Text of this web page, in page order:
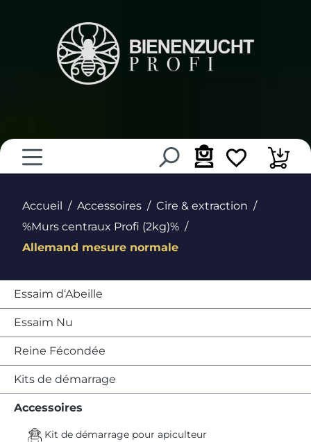
Accueil Accessoires
Cire & extraction
%Murs centraux Profi (2kg)%
Allemand mesure normale
Essaim d‘Abeille
Essaim Nu
Reine Fécondée
Kits de démarrage
Accessoires
Kit de démarrage pour apiculteur